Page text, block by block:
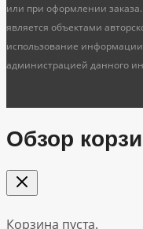
или при оформлении
является объектами
использование
администрацией данного
Обзор
Корзина пуста.